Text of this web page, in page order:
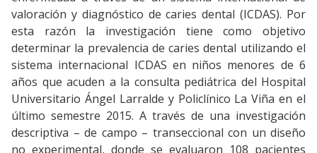
valoración y diagnóstico de caries dental (ICDAS). Por
esta razón la investigación tiene como objetivo
determinar la prevalencia de caries dental utilizando el
sistema internacional ICDAS en niños menores de 6
años que acuden a la consulta pediátrica del Hospital
Universitario Ángel Larralde y Policlínico La Viña en el
último semestre 2015. A través de una investigación
descriptiva – de campo – transeccional con un diseño
no experimental, donde se evaluaron 108 pacientes